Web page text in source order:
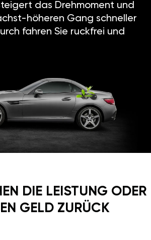
das Drehmoment und
höheren Gang schneller
fahren Sie ruckfrei und
DIE LEISTUNG ODER
GELD ZURÜCK